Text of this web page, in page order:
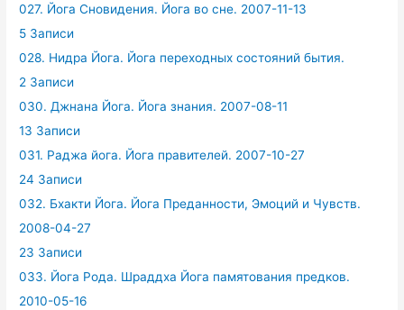
027. Йога Сновидения. Йога во сне. 2007-11-13
5 Записи
028. Нидра Йога. Йога переходных состояний бытия.
2 Записи
030. Джнана Йога. Йога знания. 2007-08-11
13 Записи
031. Раджа йога. Йога правителей. 2007-10-27
24 Записи
032. Бхакти Йога. Йога Преданности, Эмоций и Чувств.
2008-04-27
23 Записи
033. Йога Рода. Шраддха Йога памятования предков.
2010-05-16